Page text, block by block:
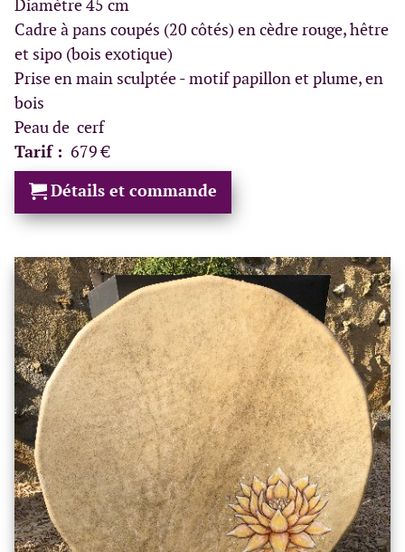
Diamètre 45 cm
Cadre à pans coupés (20 côtés) en cèdre rouge, hêtre
et sipo (bois exotique)
Prise en main sculptée - motif papillon et plume, en
bois
Peau de cerf
Tarif : 679 €
Détails et commande